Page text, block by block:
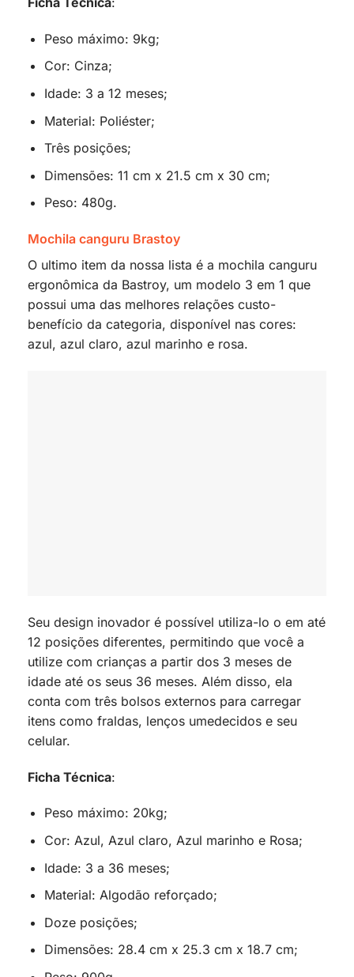
Peso máximo: 9kg;
Cor: Cinza;
Idade: 3 a 12 meses;
Material: Poliéster;
Três posições;
Dimensões: 11 cm x 21.5 cm x 30 cm;
Peso: 480g.
Mochila canguru Brastoy
O ultimo item da nossa lista é a mochila canguru
ergonômica da Bastroy, um modelo 3 em 1 que
possui uma das melhores relações custo-
benefício da categoria, disponível nas cores:
azul, azul claro, azul marinho e rosa.
Seu design inovador é possível utiliza-lo o em até
12 posições diferentes, permitindo que você a
utilize com crianças a partir dos 3 meses de
idade até os seus 36 meses. Além disso, ela
conta com três bolsos externos para carregar
itens como fraldas, lenços umedecidos e seu
celular.
Ficha Técnica:
Peso máximo: 20kg;
Cor: Azul, Azul claro, Azul marinho e Rosa;
Idade: 3 a 36 meses;
Material: Algodão reforçado;
Doze posições;
Dimensões: 28.4 cm x 25.3 cm x 18.7 cm;